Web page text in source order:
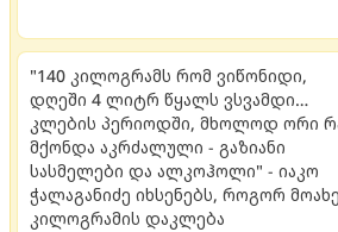
"140 კილოგრამს რომ ვიწონიდი,
დღეში 4 ლიტრ წყალს ვსვამდი…
კლების პერიოდში, მხოლოდ ორი
მქონდა აკრძალული - გაზიანი
სასმელები და ალკოჰოლი" - იაკო
ჭალაგანიძე იხსენებს, როგორ
კილოგრამის დაკლება